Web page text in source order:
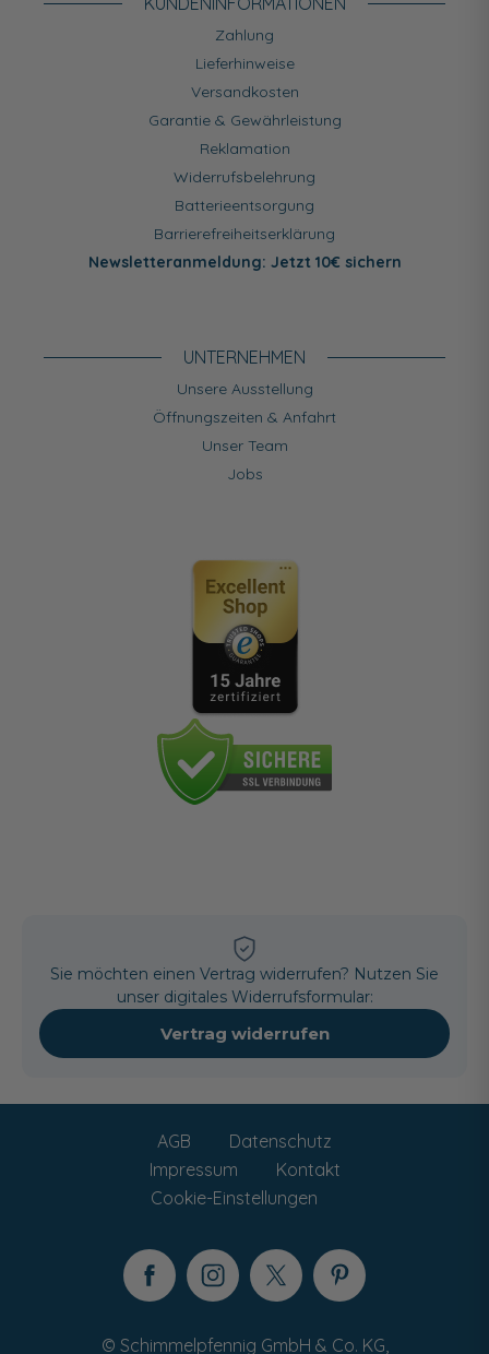
Zahlung
Lieferhinweise
Versandkosten
Garantie & Gewährleistung
Reklamation
Widerrufsbelehrung
Batterieentsorgung
Barrierefreiheitserklärung
Newsletteranmeldung: Jetzt 10€ sichern
UNTERNEHMEN
Unsere Ausstellung
Öffnungszeiten & Anfahrt
Unser Team
Jobs
Sie möchten einen Vertrag widerrufen? Nutzen Sie
unser digitales Widerrufsformular:
Vertrag widerrufen
AGB
Datenschutz
Impressum
Kontakt
Cookie-Einstellungen
© Schimmelpfennig GmbH & Co. KG,